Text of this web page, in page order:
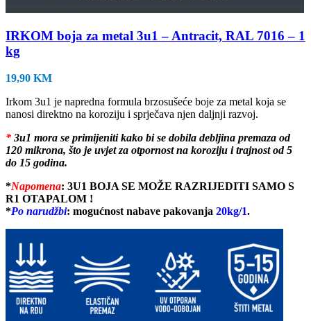
IRKOM boja za metal 3u1 – Antracit, RAL 7016 – 1
kg
19,90 KM
Irkom 3u1 je napredna formula brzosušeće boje za metal koja se
nanosi direktno na koroziju i sprječava njen daljnji razvoj.
* 3u1 mora se primijeniti kako bi se dobila debljina premaza od
120 mikrona, što je uvjet za otpornost na koroziju i trajnost od 5
do 15 godina.
*Napomena: 3U1 BOJA SE MOŽE RAZRIJEDITI SAMO S
R1 OTAPALOM !
*Po narudžbi: mogućnost nabave pakovanja 20kg/1.